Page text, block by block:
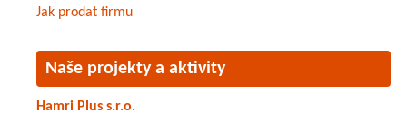
Jak prodat firmu
Naše projekty a aktivity
Hamri Plus s.r.o.